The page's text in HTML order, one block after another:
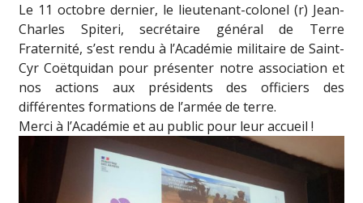
Le 11 octobre dernier, le lieutenant-colonel (r) Jean-
Charles Spiteri, secrétaire général de Terre
Fraternité, s’est rendu à l’Académie militaire de Saint-
Cyr Coëtquidan pour présenter notre association et
nos actions aux présidents des officiers des
différentes formations de l’armée de terre.
Merci à l’Académie et au public pour leur accueil !